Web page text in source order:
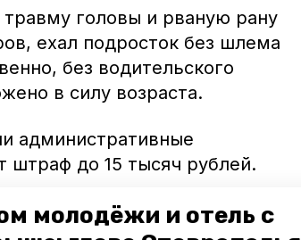
молодёжи и отель с
головы и рваную рану
ехал подросток без шлема
без водительского
в силу возраста.
административные
штраф до 15 тысяч рублей.
округе на трассе
с управлением,